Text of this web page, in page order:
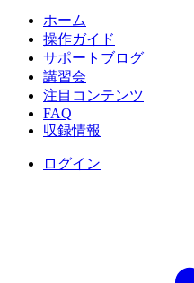
ホーム
操作ガイド
サポートブログ
講習会
注目コンテンツ
FAQ
収録情報
ログイン